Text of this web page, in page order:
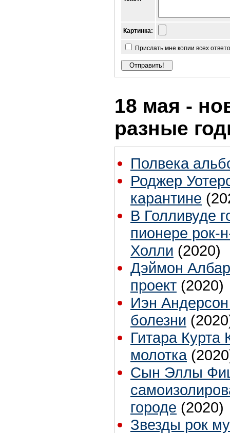
Картинка:
Прислать мне копии всех
18 мая -
разные
Полвека
Роджер
карантине
В Голливуде
пионере рок-
Холли (2020)
Дэймон
проект (2020)
Иэн
болезни
Гитара Курта
молотка
Сын Эллы
городе (2020)
Звезды рок